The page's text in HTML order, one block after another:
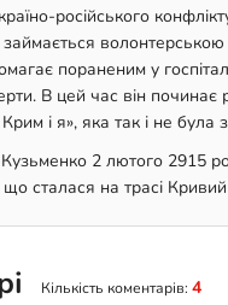
російського
волонтерською
пораненим у
В цей час він починає
і я», яка так і не була
2 лютого 2915
що сталася на трасі
Кількість коментарів: 4